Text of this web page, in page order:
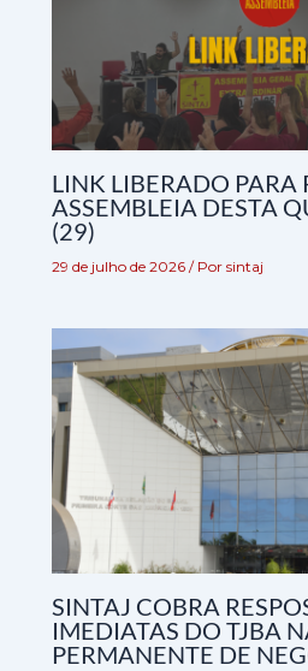
LINK LIBERADO PARA
ASSEMBLEIA DESTA
(29)
29 de julho de 2026 / Por sintaj
SINTAJ COBRA
IMEDIATAS DO TJBA
PERMANENTE DE